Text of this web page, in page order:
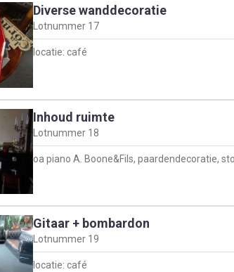
Diverse wanddecoratie
Lotnummer 17
locatie: café
Inhoud ruimte
Lotnummer 18
oa piano A. Boone&Fils, paardendecoratie,
Gitaar + bombardon
Lotnummer 19
locatie: café